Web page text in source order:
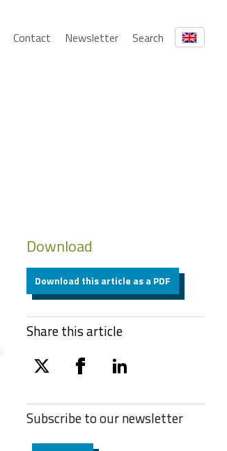
Contact Newsletter Search
Download
Download this article as a PDF
Share this article
twitter facebooklinkedin
Subscribe to ournewsletter